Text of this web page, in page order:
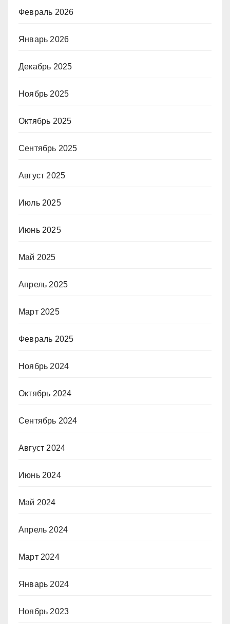
Февраль 2026
Январь 2026
Декабрь 2025
Ноябрь 2025
Октябрь 2025
Сентябрь 2025
Август 2025
Июль 2025
Июнь 2025
Май 2025
Апрель 2025
Март 2025
Февраль 2025
Ноябрь 2024
Октябрь 2024
Сентябрь 2024
Август 2024
Июнь 2024
Май 2024
Апрель 2024
Март 2024
Январь 2024
Ноябрь 2023